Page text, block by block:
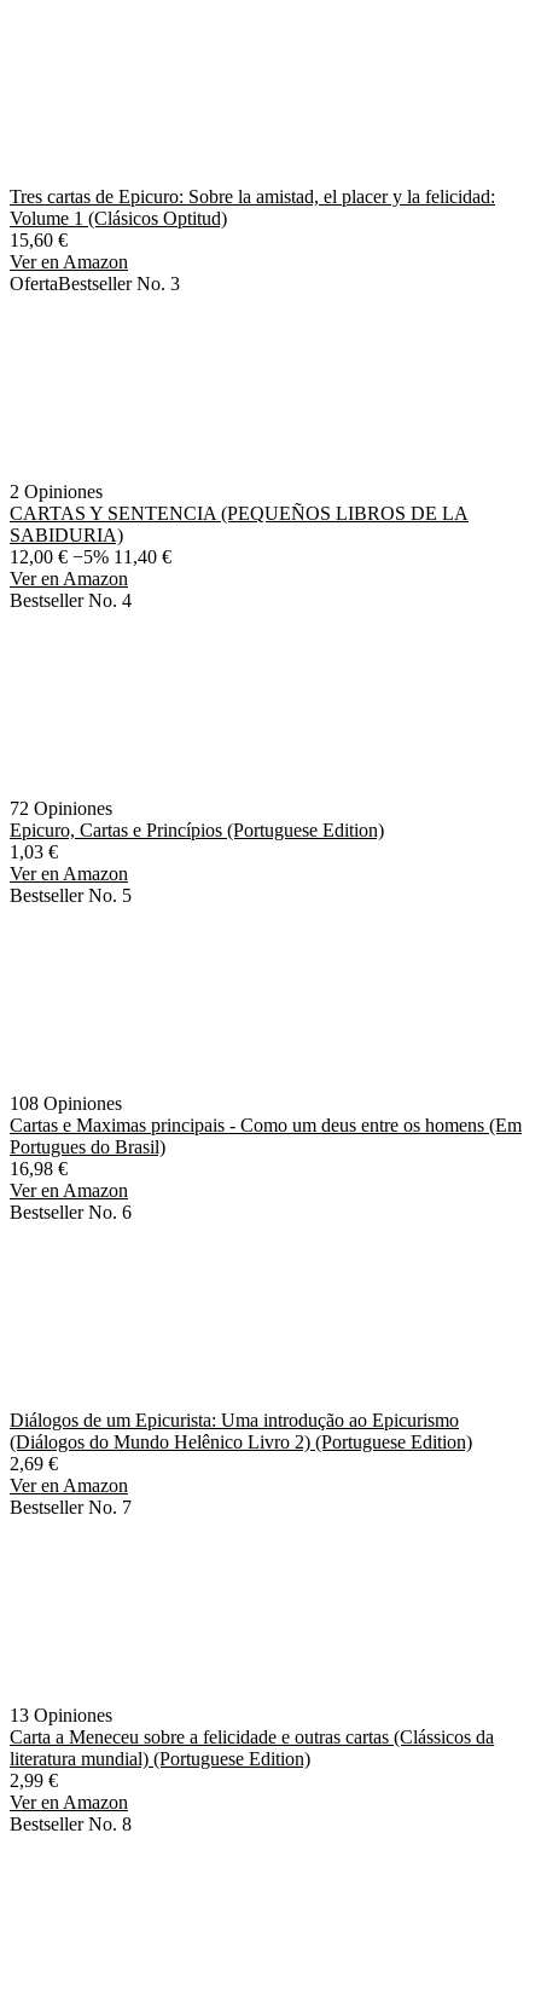
Tres cartas de Epicuro: Sobre la amistad, el placer y la felicidad:
Volume 1 (Clásicos Optitud)
15,60 €
Ver en Amazon
OfertaBestseller No. 3
2 Opiniones
CARTAS Y SENTENCIA (PEQUEÑOS LIBROS DE LA
SABIDURIA)
12,00 € −5% 11,40 €
Ver en Amazon
Bestseller No. 4
72 Opiniones
Epicuro, Cartas e Princípios (Portuguese Edition)
1,03 €
Ver en Amazon
Bestseller No. 5
108 Opiniones
Cartas e Maximas principais - Como um deus entre os homens (Em
Portugues do Brasil)
16,98 €
Ver en Amazon
Bestseller No. 6
Diálogos de um Epicurista: Uma introdução ao Epicurismo
(Diálogos do Mundo Helênico Livro 2) (Portuguese Edition)
2,69 €
Ver en Amazon
Bestseller No. 7
13 Opiniones
Carta a Meneceu sobre a felicidade e outras cartas (Clássicos da
literatura mundial) (Portuguese Edition)
2,99 €
Ver en Amazon
Bestseller No. 8